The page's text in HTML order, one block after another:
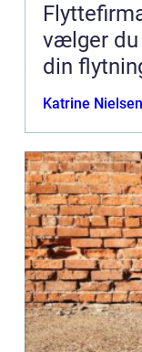
Flyttefirma i
vælger du
din
Katrine Nielsen